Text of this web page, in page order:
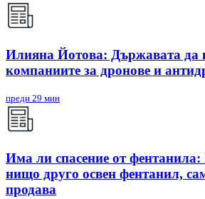
Илияна Йотова: Държавата да
компаниите за дронове и
преди 29 мин
Има ли спасение от
нищо друго освен фентанил,
продава